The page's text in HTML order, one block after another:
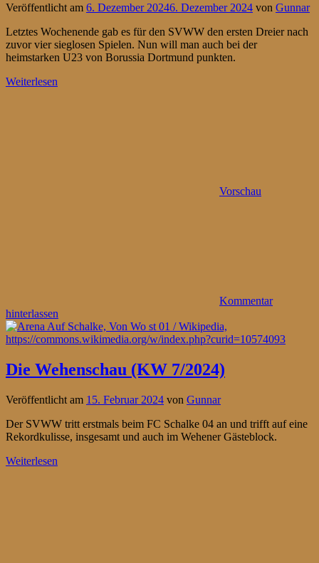
Veröffentlicht am 6. Dezember 20246. Dezember 2024 von Gunnar
Letztes Wochenende gab es für den SVWW den ersten Dreier nach
zuvor vier sieglosen Spielen. Nun will man auch bei der
heimstarken U23 von Borussia Dortmund punkten.
Weiterlesen
Vorschau
Kommentar
hinterlassen
Die Wehenschau (KW 7/2024)
Veröffentlicht am 15. Februar 2024 von Gunnar
Der SVWW tritt erstmals beim FC Schalke 04 an und trifft auf eine
Rekordkulisse, insgesamt und auch im Wehener Gästeblock.
Weiterlesen